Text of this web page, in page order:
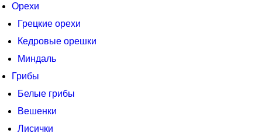
Орехи
Грецкие орехи
Кедровые орешки
Миндаль
Грибы
Белые грибы
Вешенки
Лисички